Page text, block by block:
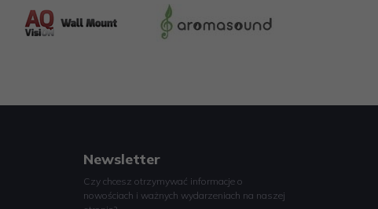
Newsletter
Czy chcesz otrzymywać informacje o
nowościach i ważnych wydarzeniach na naszej